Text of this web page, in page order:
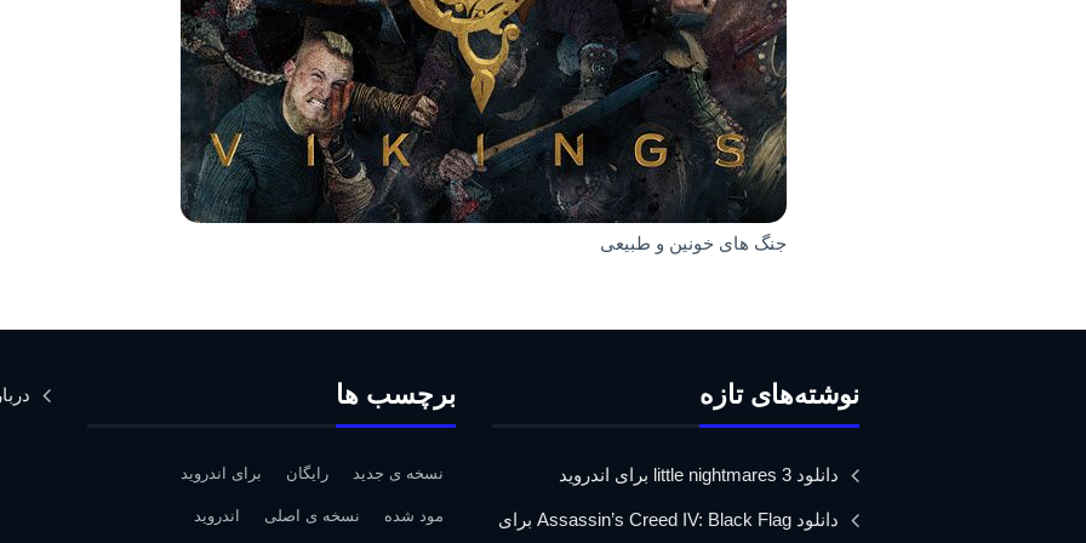
جنگ های خونین و طبیعی
نوشته‌های تازه
دانلود little nightmares 3 برای اندروید
دانلود Assassin’s Creed IV: Black Flag برای
برچسب ها
نسخه ی جدید رایگان برای اندروید
مود شده نسخه ی اصلی اندروید